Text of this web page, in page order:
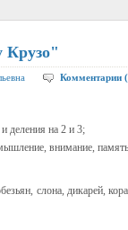
Крузо"
Комментарии
деления на 2 и 3;
внимание,
слона, дикарей,